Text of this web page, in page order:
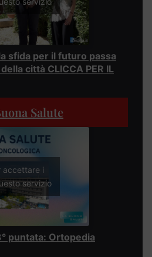
sfida per il futuro passa
città CLICCA PER IL
Salute
accettare i
servizio
puntata: Ortopedia